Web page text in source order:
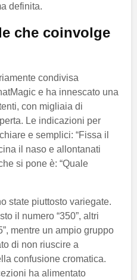
definita.
che coinvolge
condivisa
e ha innescato una
con migliaia di
Le indicazioni per
e semplici: “Fissa il
il naso e allontanati
si pone è: “Quale
state piuttosto variegate.
il numero “350”, altri
mentre un ampio gruppo
di non riuscire a
confusione cromatica.
ha alimentato